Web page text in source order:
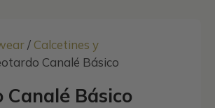
/ Calcetines y
Canalé Básico
Canalé Básico